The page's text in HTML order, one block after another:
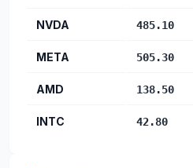
NVDA 485.10
META 505.30
AMD 138.50
INTC 42.80